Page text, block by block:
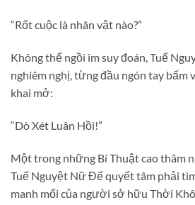
“Rốt cuộc là nhân vật nào?”
Không thể ngồi im suy đoán, Tuế
nghiêm nghị, từng đầu ngón tay bấm
khai mở:
“Dò Xét Luân Hồi!”
Một trong những Bí Thuật cao thâm
Tuế Nguyệt Nữ Đế quyết tâm phải
manh mối của người sở hữu Thời